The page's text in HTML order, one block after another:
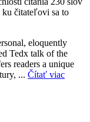
čitateľovi sa to
eloquently
Tedx talk of the
readers a unique
... Čítať viac